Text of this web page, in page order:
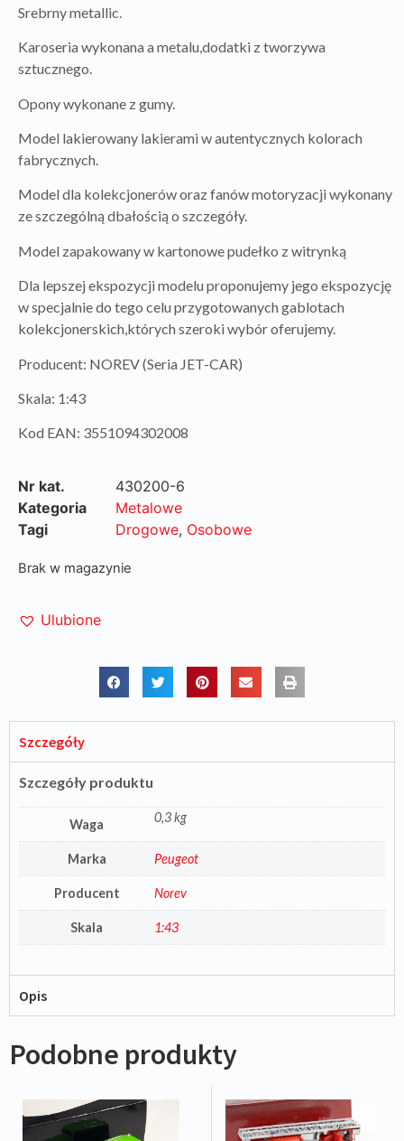
Srebrny metallic.
Karoseria wykonana a metalu,dodatki z tworzywa
sztucznego.
Opony wykonane z gumy.
Model lakierowany lakierami w autentycznych kolorach
fabrycznych.
Model dla kolekcjonerów oraz fanów motoryzacji wykonany
ze szczególną dbałością o szczegóły.
Model zapakowany w kartonowe pudełko z witrynką
Dla lepszej ekspozycji modelu proponujemy jego ekspozycję
w specjalnie do tego celu przygotowanych gablotach
kolekcjonerskich,których szeroki wybór oferujemy.
Producent: NOREV (Seria JET-CAR)
Skala: 1:43
Kod EAN: 3551094302008
Nr kat.
430200-6
Kategoria
Metalowe
Tagi
Drogowe, Osobowe
Brak w magazynie
Ulubione
Szczegóły
Szczegóły produktu
Waga 0,3 kg
Marka Peugeot
Producent Norev
Skala 1:43
Opis
Podobne produkty